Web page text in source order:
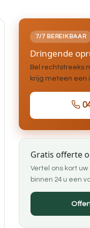
7/7 BEREIKBAAR
Dringende
Bel rechtstreeks
krijg meteen een
Gratis offerte
Vertel ons kort
binnen 24 u een